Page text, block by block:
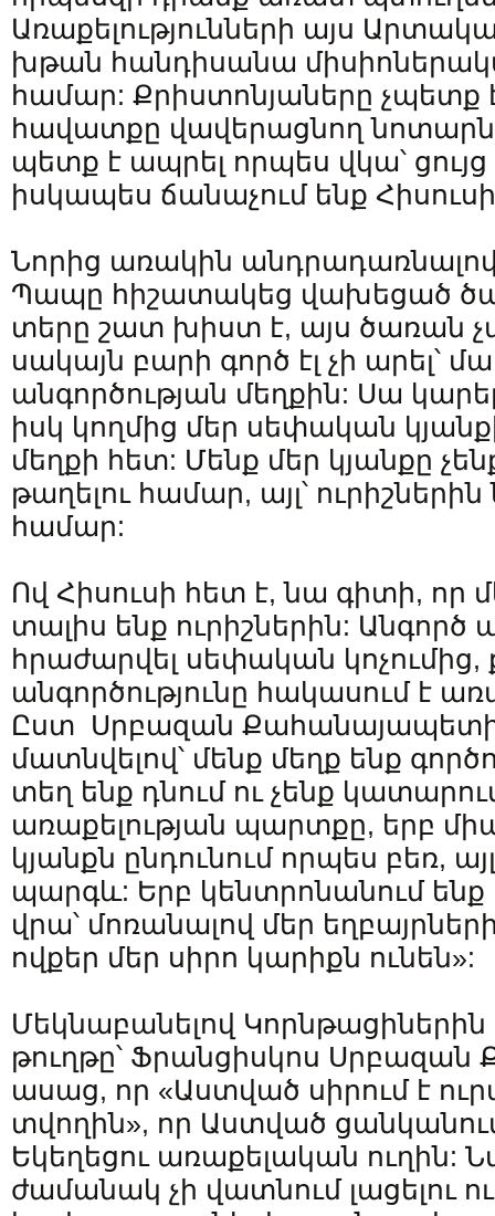
Առաքելությունների այս
խթան հանդիսանա
համար: Քրիստոնյաները չպետք է
հավատքը վավերացնող
պետք է ապրել որպես վկա՝
իսկապես ճանաչում ենք
Նորից առակին
Պապը հիշատակեց վախեցած
տերը շատ խիստ է, այս ծառան
սակայն բարի գործ էլ չի արել՝
անգործության մեղքին: Սա
իսկ կողմից մեր սեփական
մեղքի հետ: Մենք մեր կյանքը
թաղելու համար, այլ՝
համար:
Ով Հիսուսի հետ է, նա գիտի, որ
տալիս ենք ուրիշներին: Անգործ
հրաժարվել սեփական կոչումից,
անգործությունը հակասում է
Ըստ Սրբազան Քահանայապետի,
մատնվելով՝ մենք մեղք ենք
տեղ ենք դնում ու չենք
առաքելության պարտքը, երբ
կյանքն ընդունում որպես բեռ,
պարգև: Երբ կենտրոնանում ենք
վրա՝ մոռանալով մեր
ովքեր մեր սիրո կարիքն ունեն»:
Մեկնաբանելով Կորնթացիներին
թուղթը՝ Ֆրանցիսկոս
ասաց, որ «Աստված սիրում է
տվողին», որ Աստված
Եկեղեցու առաքելական ուղին:
ժամանակ չի վատնում լացելու